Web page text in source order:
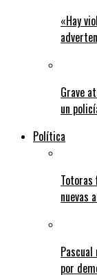
«Hay
Grave
un
Política
Totoras
nuevas
por